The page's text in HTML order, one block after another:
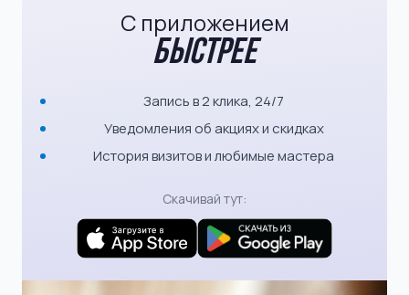
С приложением
быстрее
Запись в 2 клика, 24/7
Уведомления об акциях и скидках
История визитов и любимые мастера
Скачивай тут: